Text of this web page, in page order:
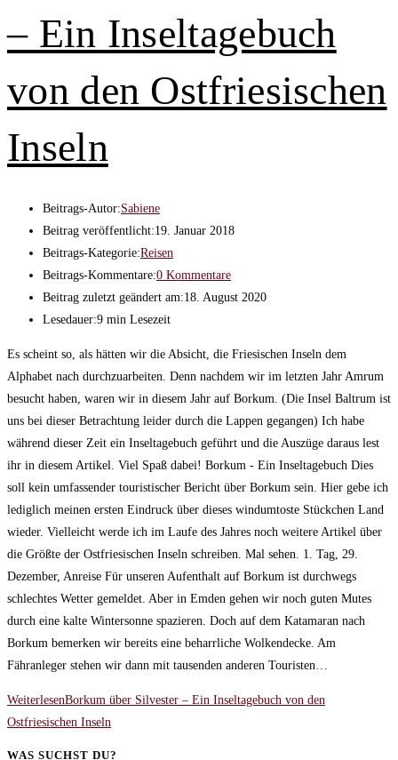
– Ein Inseltagebuch
von den Ostfriesischen
Inseln
Beitrags-Autor:Sabiene
Beitrag veröffentlicht:19. Januar 2018
Beitrags-Kategorie:Reisen
Beitrags-Kommentare:0 Kommentare
Beitrag zuletzt geändert am:18. August 2020
Lesedauer:9 min Lesezeit
Es scheint so, als hätten wir die Absicht, die Friesischen Inseln dem
Alphabet nach durchzuarbeiten. Denn nachdem wir im letzten Jahr Amrum
besucht haben, waren wir in diesem Jahr auf Borkum. (Die Insel Baltrum ist
uns bei dieser Betrachtung leider durch die Lappen gegangen) Ich habe
während dieser Zeit ein Inseltagebuch geführt und die Auszüge daraus lest
ihr in diesem Artikel. Viel Spaß dabei! Borkum - Ein Inseltagebuch Dies
soll kein umfassender touristischer Bericht über Borkum sein. Hier gebe ich
lediglich meinen ersten Eindruck über dieses windumtoste Stückchen Land
wieder. Vielleicht werde ich im Laufe des Jahres noch weitere Artikel über
die Größte der Ostfriesischen Inseln schreiben. Mal sehen. 1. Tag, 29.
Dezember, Anreise Für unseren Aufenthalt auf Borkum ist durchwegs
schlechtes Wetter gemeldet. Aber in Emden gehen wir noch guten Mutes
durch eine kalte Wintersonne spazieren. Doch auf dem Katamaran nach
Borkum bemerken wir bereits eine beharrliche Wolkendecke. Am
Fähranleger stehen wir dann mit tausenden anderen Touristen…
WeiterlesenBorkum über Silvester – Ein Inseltagebuch von den
Ostfriesischen Inseln
WAS SUCHST DU?